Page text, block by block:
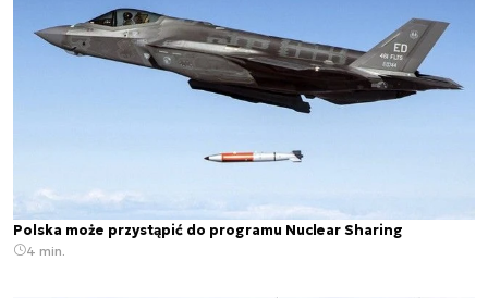
Polska może przystąpić do programu Nuclear Sharing
4 min.